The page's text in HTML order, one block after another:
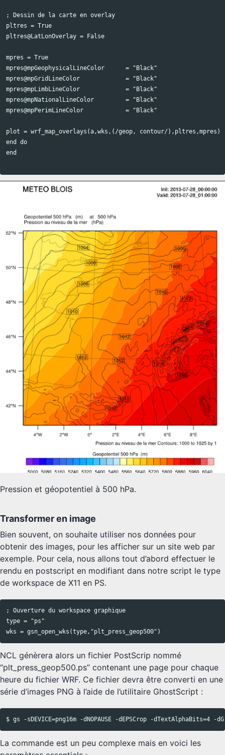
; Dessin de la carte en overlay
pltres = True
pltres@LatLonOverlay = False
mpres = True
mpres@mpGeophysicalLineColor      = "Black"
mpres@mpGridLineColor             = "Black"
mpres@mpLimbLineColor             = "Black"
mpres@mpNationalLineColor         = "Black"
mpres@mpPerimLineColor            = "Black"
plot = wrf_map_overlays(a,wks,(/geop, contour/),pltres,mpres)
end do
end
Pression et géopotentiel à 500 hPa.
Transformer en image
Bien souvent, on souhaite utiliser nos données pour
obtenir des images, pour les afficher sur un site web par
exemple. Pour cela, nous allons tout d’abord effectuer le
rendu en postscript en modifiant dans notre script le type
de workspace de X11 en PS.
Copy code
; Ouverture du workspace graphique
type = "ps"
NCL génèrera alors un fichier PostScrip nommé
“plt_press_geop500.ps” contenant une page pour chaque
heure du fichier WRF. Ce fichier devra être converti en une
série d’images PNG à l’aide de l’utilitaire GhostScript :
Copy code
La commande est un peu complexe mais en voici les